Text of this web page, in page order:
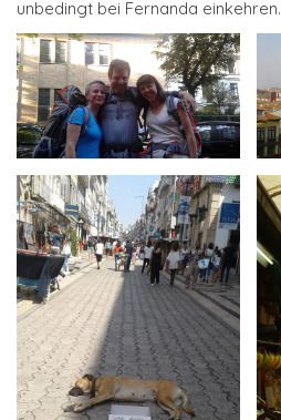
unbedingt bei Fernanda einkehren.